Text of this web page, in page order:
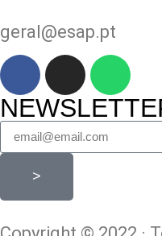
geral@esap.pt
>